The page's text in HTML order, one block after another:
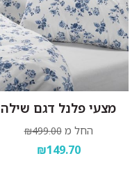
מצעי פלנל דגם שילה
החל מ ₪499.00
₪149.70